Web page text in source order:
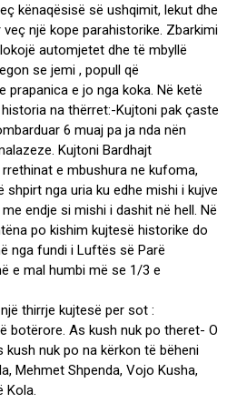
kënaqësisë së ushqimit, lekut dhe
një kope parahistorike. Zbarkimi
automjetet dhe të mbyllë
se jemi , popull që
prapanica e jo nga koka. Në ketë
na thërret:-Kujtoni pak çaste
barduar 6 muaj pa ja nda nën
Kujtoni Bardhajt
e mbushura ne kufoma,
shpirt nga uria ku edhe mishi i kujve
endje si mishi i dashit në hell. Në
po kishim kujtesë historike do
nga fundi i Luftës së Parë
e mal humbi më se 1/3 e
thirrje kujtesë per sot :
botërore. As kush nuk po theret- O
nuk po na kërkon të bëheni
Mehmet Shpenda, Vojo Kusha,
Kola.